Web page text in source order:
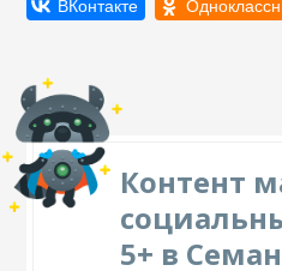
Контент
5+ в